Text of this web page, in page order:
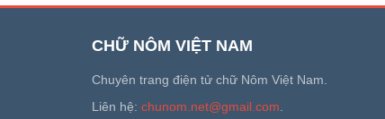
CHỮ NÔM VIỆT NAM
Chuyên trang điện tử chữ Nôm Việt Nam.
Liên hệ: chunom.net@gmail.com